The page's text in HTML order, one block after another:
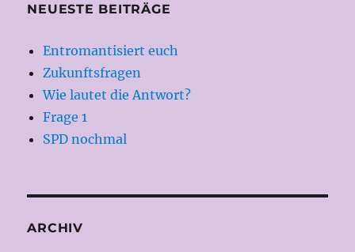
NEUESTE BEITRÄGE
Entromantisiert euch
Zukunftsfragen
Wie lautet die Antwort?
Frage 1
SPD nochmal
ARCHIV